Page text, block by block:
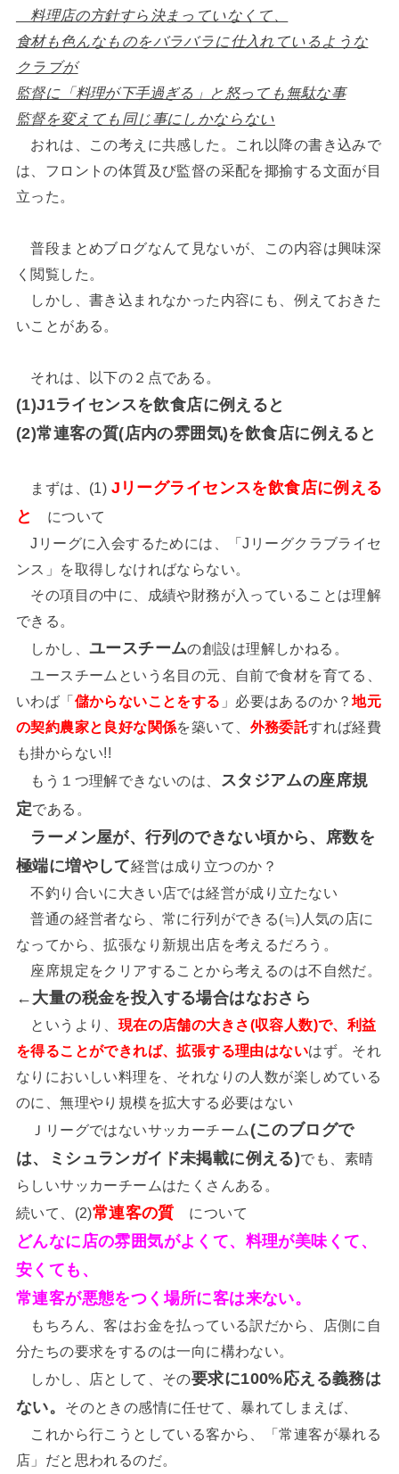
料理店の方針すら決まっていなくて、
食材も色んなものをバラバラに仕入れているような
クラブが
監督に「料理が下手過ぎる」と怒っても無駄な事
監督を変えても同じ事にしかならない
おれは、この考えに共感した。これ以降の書き込みで
は、フロントの体質及び監督の采配を揶揄する文面が目
立った。
普段まとめブログなんて見ないが、この内容は興味深
く閲覧した。
しかし、書き込まれなかった内容にも、例えておきた
いことがある。
それは、以下の２点である。
(1)J1ライセンスを飲食店に例えると
(2)常連客の質(店内の雰囲気)を飲食店に例えると
まずは、(1) Jリーグライセンスを飲食店に例える
と
について
Jリーグに入会するためには、「Jリーグクラブライセ
ンス」を取得しなければならない。
その項目の中に、成績や財務が入っていることは理解
できる。
しかし、 ユースチームの創設は理解しかねる。
ユースチームという名目の元、自前で食材を育てる、
いわば「儲からないことをする 」必要はあるのか？地元
の契約農家と良好な関係を築いて、 外務委託すれば経費
も掛からない!!
もう１つ理解できないのは、
スタジアムの座席規
定である。
ラーメン屋が、行列のできない頃から、席数を
極端に増やして経営は成り立つのか？
不釣り合いに大きい店では経営が成り立たない
普通の経営者なら、常に行列ができる(≒)人気の店に
なってから、拡張なり新規出店を考えるだろう。
座席規定をクリアすることから考えるのは不自然だ。
←大量の税金を投入する場合はなおさら
というより、 現在の店舗の大きさ(収容人数)で、利益
を得ることができれば、拡張する理由はないはず。それ
なりにおいしい料理を、それなりの人数が楽しめている
のに、無理やり規模を拡大する必要はない
Ｊリーグではないサッカーチーム (このブログで
は、ミシュランガイド未掲載に例える)でも、素晴
らしいサッカーチームはたくさんある。
続いて、(2)常連客の質 について
どんなに店の雰囲気がよくて、料理が美味くて、
安くても、
常連客が悪態をつく場所に客は来ない。
もちろん、客はお金を払っている訳だから、店側に自
分たちの要求をするのは一向に構わない。
しかし、店として、その要求に100%応える義務は
ない。
そのときの感情に任せて、暴れてしまえば、
これから行こうとしている客から、「常連客が暴れる
店」だと思われるのだ。